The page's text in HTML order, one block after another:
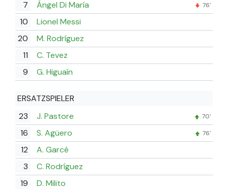
7 Ángel Di María 76'
10
Lionel Messi
20
M. Rodríguez
11
C. Tevez
9
G. Higuaín
ERSATZSPIELER
23
J. Pastore 70'
16 S. Agüero 76'
12
A. Garcé
3
C. Rodríguez
19
D. Milito